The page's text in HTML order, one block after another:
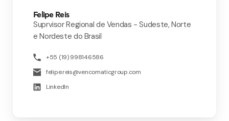
Felipe Reis
Suprvisor Regional de Vendas - Sudeste, Norte
e Nordeste do Brasil
+55 (19) 998146586
felipe.reis@vencomaticgroup.com
LinkedIn